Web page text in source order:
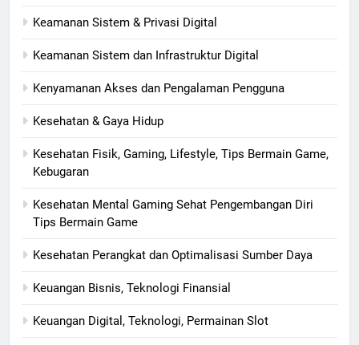
Keamanan Sistem & Privasi Digital
Keamanan Sistem dan Infrastruktur Digital
Kenyamanan Akses dan Pengalaman Pengguna
Kesehatan & Gaya Hidup
Kesehatan Fisik, Gaming, Lifestyle, Tips Bermain Game,
Kebugaran
Kesehatan Mental Gaming Sehat Pengembangan Diri
Tips Bermain Game
Kesehatan Perangkat dan Optimalisasi Sumber Daya
Keuangan Bisnis, Teknologi Finansial
Keuangan Digital, Teknologi, Permainan Slot